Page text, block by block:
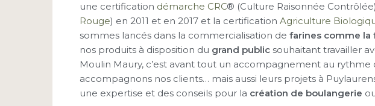
une certification démarche CRC® (Culture Raisonnée
Rouge) en 2011 et en 2017 et la certification Agriculture
sommes lancés dans la commercialisation de farines comme la
nos produits à disposition du grand public souhaitant travailler
Moulin Maury, c’est avant tout un accompagnement au rythme
accompagnons nos clients… mais aussi leurs projets à
une expertise et des conseils pour la création de boulangerie